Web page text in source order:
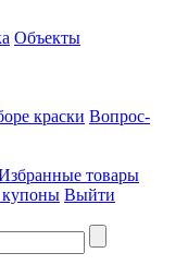
Объекты
краски Вопрос-
товары
Выйти